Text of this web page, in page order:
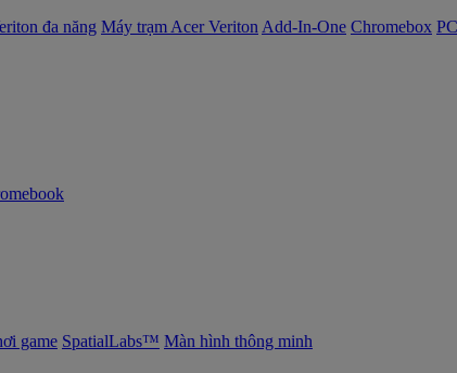
đa năng Máy trạm Acer Veriton Add-In-One Chromebox
game SpatialLabs™ Màn hình thông minh